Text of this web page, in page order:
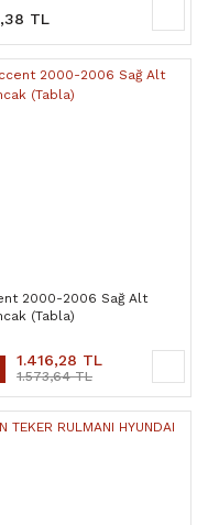
TL
2000-2006 Sağ Alt
(Tabla)
1.416,28 TL
1.573,64 TL